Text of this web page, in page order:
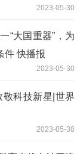
2023-05-30
“大国重器”，为
件 快播报
2023-05-30
科技新星|世界
2023-05-30